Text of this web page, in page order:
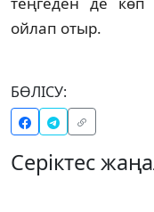
ойлап отыр.
БӨЛІСУ:
Серіктес